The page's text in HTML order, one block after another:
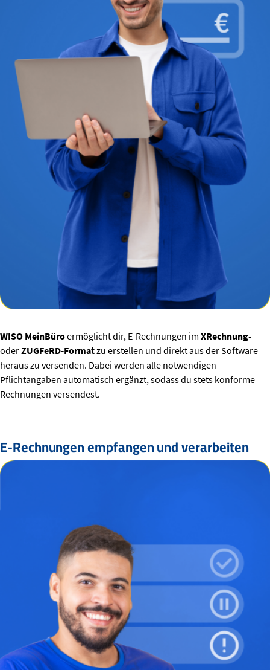
WISO MeinBüroermöglicht dir, E-Rechnungen im XRechnung-
oderZUGFeRD-Formatzu erstellen und direkt aus der Software
heraus zu versenden. Dabei werden alle notwendigen
Pflichtangaben automatisch ergänzt, sodass du stets konforme
Rechnungen versendest.
E-Rechnungen empfangen und verarbeiten